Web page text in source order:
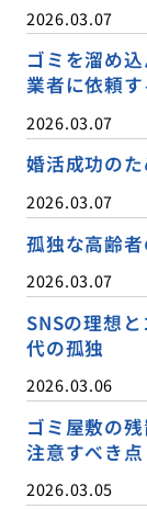
2026.03.07
ゴミを溜め
業者に依頼
2026.03.07
婚活成功の
2026.03.07
孤独な高齢
2026.03.07
SNSの理想
代の孤独
2026.03.06
ゴミ屋敷の
注意すべき点
2026.03.05